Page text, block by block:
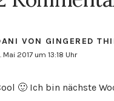
VON GINGERED
Mai 2017 um 13:18 Uhr
🙂 Ich bin nächste